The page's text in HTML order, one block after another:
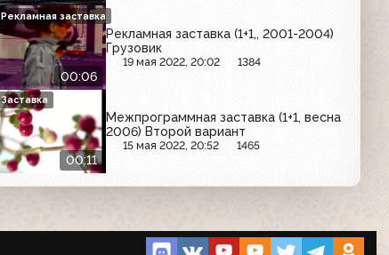
00:06
Рекламная заставка (1+1,, 2001-2004)
Грузовик
19 мая 2022, 20:02 1384
Рекламная заставка
00:11
Межпрограммная заставка (1+1, весна
2006) Второй вариант
15 мая 2022, 20:52 1465
Заставка